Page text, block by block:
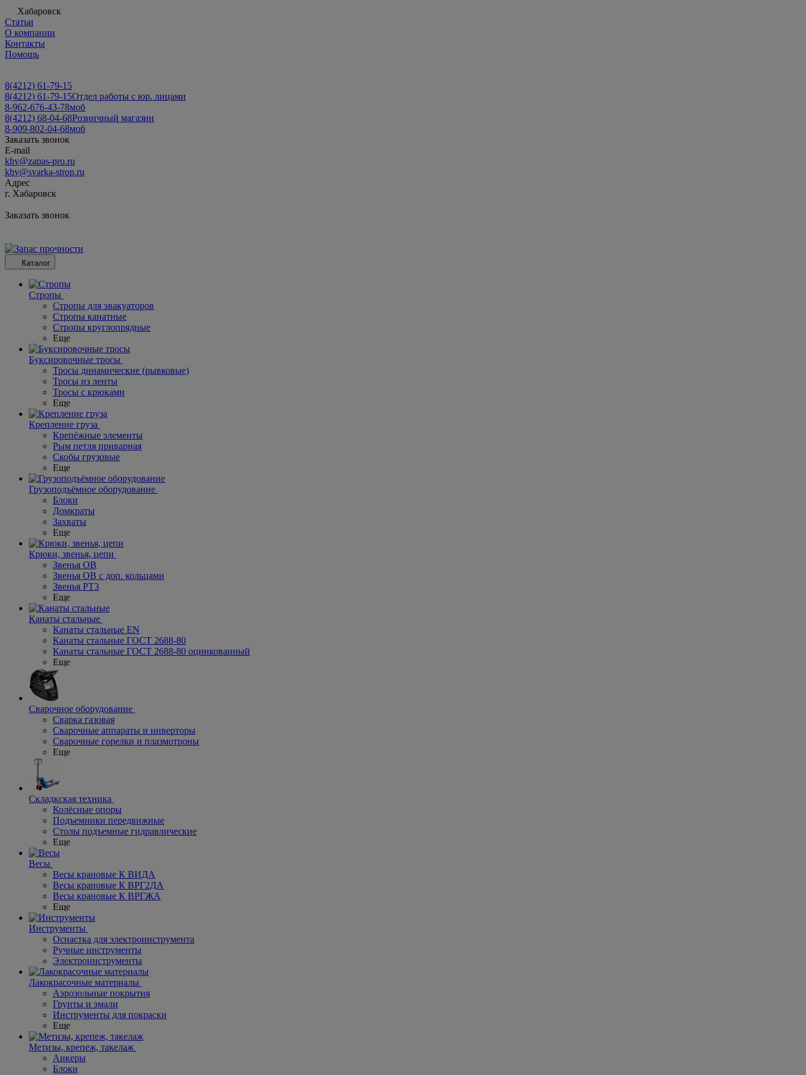
Хабаровск
Статьи
О компании
Контакты
Помощь
8(4212) 61-79-15
8(4212) 61-79-15Отдел работы с юр. лицами
8-962-676-43-78моб
8(4212) 68-04-68Розничный магазин
8-909-802-04-68моб
Заказать звонок
E-mail
khv@zapas-pro.ru
khv@svarka-strop.ru
Адрес
г. Хабаровск
Заказать звонок
Каталог
Стропы
Стропы для эвакуаторов
Стропы канатные
Стропы круглопрядные
Еще
Буксировочные тросы
Тросы динамические (рывковые)
Тросы из ленты
Тросы с крюками
Еще
Крепление груза
Крепёжные элементы
Рым петля приварная
Скобы грузовые
Еще
Грузоподъёмное оборудование
Блоки
Домкраты
Захваты
Еще
Крюки, звенья, цепи
Звенья ОВ
Звенья ОВ с доп. кольцами
Звенья РТ3
Еще
Канаты стальные
Канаты стальные EN
Канаты стальные ГОСТ 2688-80
Канаты стальные ГОСТ 2688-80 оцинкованный
Еще
Сварочное оборудование
Сварка газовая
Сварочные аппараты и инверторы
Сварочные горелки и плазмотроны
Еще
Складкская техника
Колёсные опоры
Подъемники передвижные
Столы подъемные гидравлические
Еще
Весы
Весы крановые К ВИДА
Весы крановые К ВРГ2ДА
Весы крановые К ВРГЖА
Еще
Инструменты
Оснастка для электроинструмента
Ручные инструменты
Электроинструменты
Лакокрасочные материалы
Аэрозольные покрытия
Грунты и эмали
Инструменты для покраски
Еще
Метизы, крепеж, такелаж
Анкеры
Блоки